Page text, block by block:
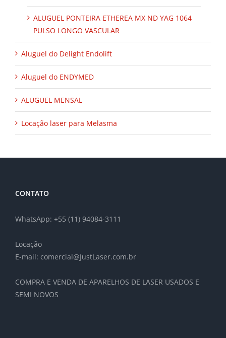
ALUGUEL PONTEIRA ETHEREA MX ND YAG 1064
PULSO LONGO VASCULAR
Aluguel do Delight Endolift
Aluguel do ENDYMED
ALUGUEL MENSAL
Locação laser para Melasma
CONTATO
WhatsApp: +55 (11) 94084-3111
Locação
E-mail: comercial@JustLaser.com.br
COMPRA E VENDA DE APARELHOS DE LASER USADOS E
SEMI NOVOS